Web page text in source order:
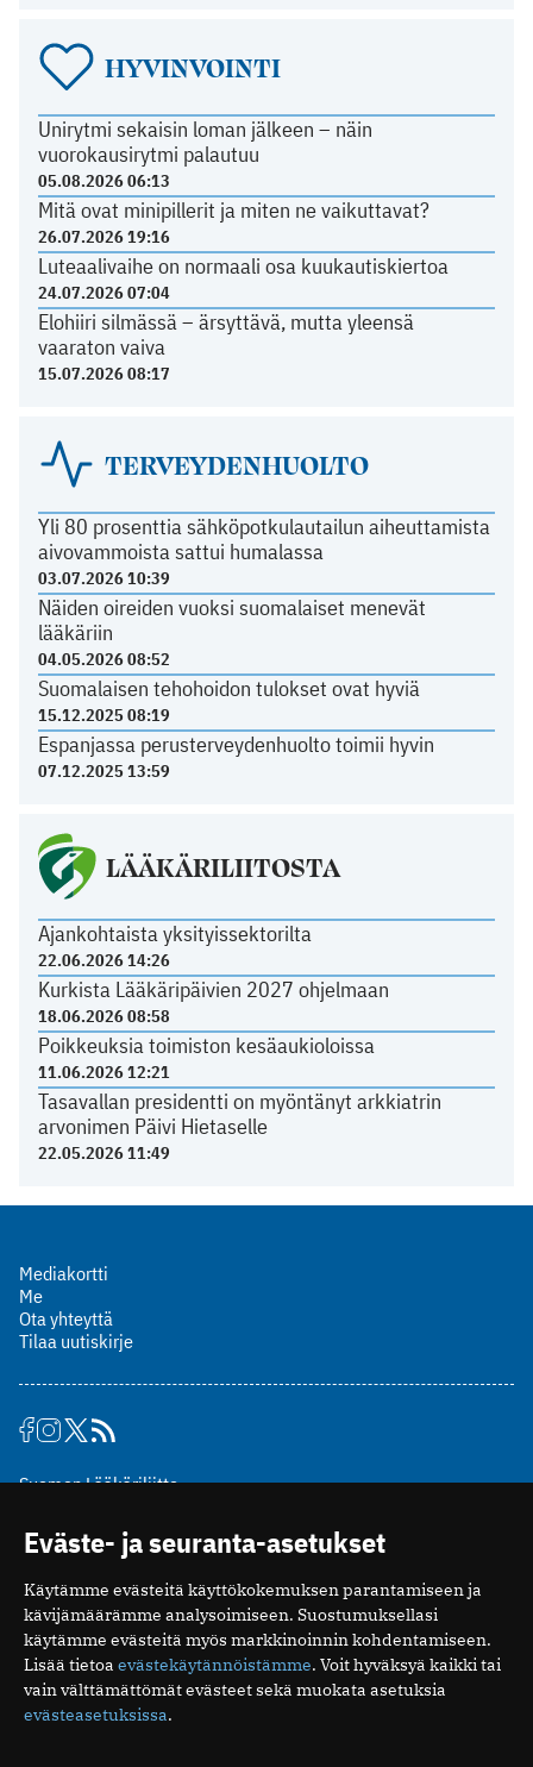
HYVINVOINTI
Unirytmi sekaisin loman jälkeen – näin
vuorokausirytmi palautuu
05.08.2026 06:13
Mitä ovat minipillerit ja miten ne vaikuttavat?
26.07.2026 19:16
Luteaalivaihe on normaali osa kuukautiskiertoa
24.07.2026 07:04
Elohiiri silmässä – ärsyttävä, mutta yleensä
vaaraton vaiva
15.07.2026 08:17
TERVEYDENHUOLTO
Yli 80 prosenttia sähköpotkulautailun aiheuttamista
aivovammoista sattui humalassa
03.07.2026 10:39
Näiden oireiden vuoksi suomalaiset menevät
lääkäriin
04.05.2026 08:52
Suomalaisen tehohoidon tulokset ovat hyviä
15.12.2025 08:19
Espanjassa perusterveydenhuolto toimii hyvin
07.12.2025 13:59
LÄÄKÄRILIITOSTA
Ajankohtaista yksityissektorilta
22.06.2026 14:26
Kurkista Lääkäripäivien 2027 ohjelmaan
18.06.2026 08:58
Poikkeuksia toimiston kesäaukioloissa
11.06.2026 12:21
Tasavallan presidentti on myöntänyt arkkiatrin
arvonimen Päivi Hietaselle
22.05.2026 11:49
Mediakortti
Me
Ota yhteyttä
Tilaa uutiskirje
Suomen Lääkäriliitto
00510 Helsinki
puh. (09) 393 091
toimitus@potilaanlaakarilehti.fi
ISSN 2323-9476
Eväste- ja seuranta-asetukset
Käytämme evästeitä käyttökokemuksen parantamiseen ja
kävijämäärämme analysoimiseen. Suostumuksellasi
käytämme evästeitä myös markkinoinnin kohdentamiseen.
Lisää tietoa evästekäytännöistämme. Voit hyväksyä kaikki tai
vain välttämättömät evästeet sekä muokata asetuksia
evästeasetuksissa.